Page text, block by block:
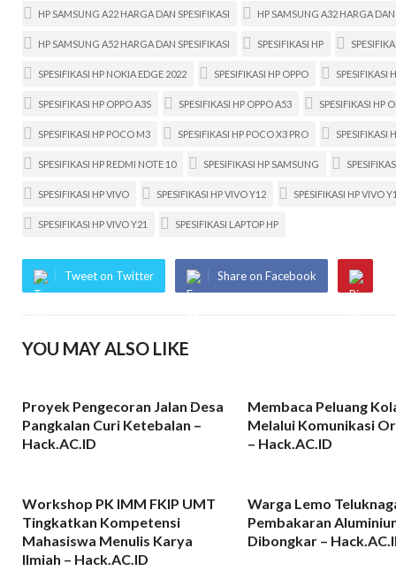
HP SAMSUNG A22 HARGA DAN SPESIFIKASI HP SAMSUNG A32 HARGA DAN
HP SAMSUNG A52 HARGA DAN SPESIFIKASI SPESIFIKASI HP
SPESIFIKASI HP NOKIA EDGE 2022 SPESIFIKASI HP OPPO SPESIFIKASI
SPESIFIKASI HP OPPO A3S SPESIFIKASI HP OPPO A53 SPESIFIKASI HP
SPESIFIKASI HP POCO M3 SPESIFIKASI HP POCO X3 PRO SPESIFIKASI
SPESIFIKASI HP REDMI NOTE 10 SPESIFIKASI HP SAMSUNG
SPESIFIKASI HP VIVO SPESIFIKASI HP VIVO Y12 SPESIFIKASI HP VIVO
SPESIFIKASI HP VIVO Y21 SPESIFIKASI LAPTOP HP
Tweet on Twitter Share on Facebook
YOU MAY ALSO LIKE
Proyek Pengecoran Jalan Desa
Pangkalan Curi Ketebalan –
Hack.AC.ID
Membaca Peluang
Melalui Komunikasi
– Hack.AC.ID
Workshop PK IMM FKIP UMT
Tingkatkan Kompetensi
Mahasiswa Menulis Karya
Ilmiah – Hack.AC.ID
Warga Lemo
Pembakaran
Dibongkar –